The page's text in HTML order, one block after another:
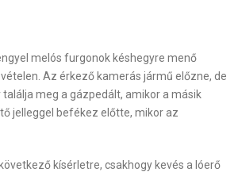
melós furgonok késhegyre menő
Az érkező kamerás jármű előzne, de
meg a gázpedált, amikor a másik
jelleggel befékez előtte, mikor az
kísérletre, csakhogy kevés a lóerő